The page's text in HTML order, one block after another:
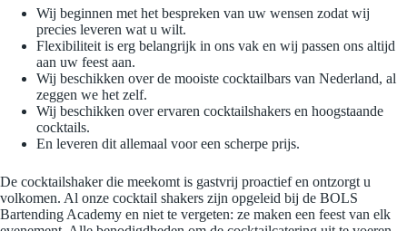
Wij beginnen met het bespreken van uw wensen zodat wij
precies leveren wat u wilt.
Flexibiliteit is erg belangrijk in ons vak en wij passen ons altijd
aan uw feest aan.
Wij beschikken over de mooiste cocktailbars van Nederland, al
zeggen we het zelf.
Wij beschikken over ervaren cocktailshakers en hoogstaande
cocktails.
En leveren dit allemaal voor een scherpe prijs.
De cocktailshaker die meekomt is gastvrij proactief en ontzorgt u
volkomen. Al onze cocktail shakers zijn opgeleid bij de BOLS
Bartending Academy en niet te vergeten: ze maken een feest van elk